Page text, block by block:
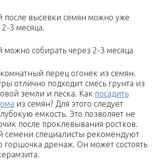
высевки семян можно уже
3 месяца.
собирать через 2-3 месяца
перец огонек из семян.
отлично подходит смесь грунта из
земли и песка. Как посадить
из семян? Для этого следует
емкость. Это позволяет не
после проклевывания ростков.
семени специалисты рекомендуют
горшочка дренаж. Он может состоять